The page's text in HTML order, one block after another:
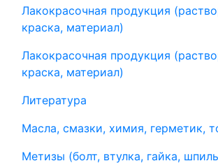
Лакокрасочная продукция
краска, материал)
Лакокрасочная продукция
краска, материал)
Литература
Масла, смазки, химия, герметик,
Метизы (болт, втулка, гайка,